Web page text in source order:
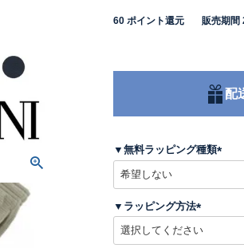
60 ポイント還元 販売期間
配
▼無料ラッピング種類
)
▼ラッピング方法